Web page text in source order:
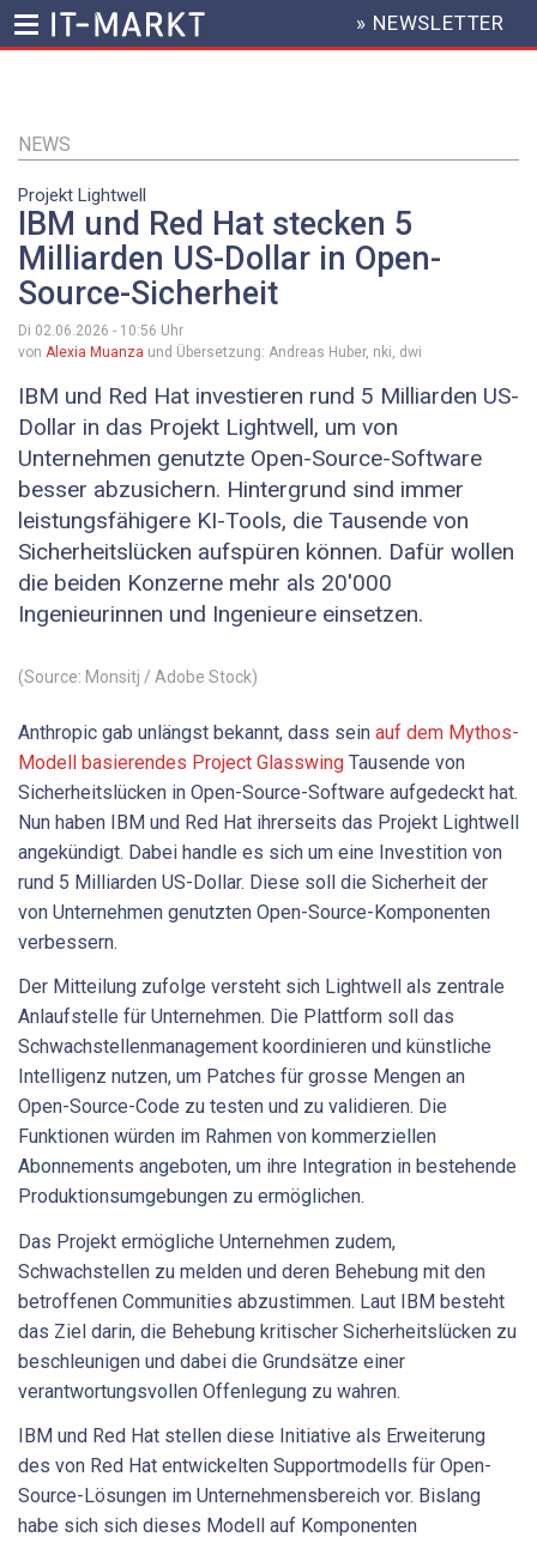
Inhalt
HEADER
MENU
» NEWSLETTER
NEWS
Projekt Lightwell
IBM und Red Hat stecken 5
Milliarden US-Dollar in Open-
Source-Sicherheit
Di 02.06.2026 - 10:56 Uhr
von Alexia Muanza und Übersetzung: Andreas Huber, nki, dwi
IBM und Red Hat investieren rund 5 Milliarden US-
Dollar in das Projekt Lightwell, um von
Unternehmen genutzte Open-Source-Software
besser abzusichern. Hintergrund sind immer
leistungsfähigere KI-Tools, die Tausende von
Sicherheitslücken aufspüren können. Dafür wollen
die beiden Konzerne mehr als 20'000
Ingenieurinnen und Ingenieure einsetzen.
(Source: Monsitj / Adobe Stock)
Anthropic gab unlängst bekannt, dass sein auf dem Mythos-
Modell basierendes Project Glasswing Tausende von
Sicherheitslücken in Open-Source-Software aufgedeckt hat.
Nun haben IBM und Red Hat ihrerseits das Projekt Lightwell
angekündigt. Dabei handle es sich um eine Investition von
rund 5 Milliarden US-Dollar. Diese soll die Sicherheit der
von Unternehmen genutzten Open-Source-Komponenten
verbessern.
Der Mitteilung zufolge versteht sich Lightwell als zentrale
Anlaufstelle für Unternehmen. Die Plattform soll das
Schwachstellenmanagement koordinieren und künstliche
Intelligenz nutzen, um Patches für grosse Mengen an
Open-Source-Code zu testen und zu validieren. Die
Funktionen würden im Rahmen von kommerziellen
Abonnements angeboten, um ihre Integration in bestehende
Produktionsumgebungen zu ermöglichen.
Das Projekt ermögliche Unternehmen zudem,
Schwachstellen zu melden und deren Behebung mit den
betroffenen Communities abzustimmen. Laut IBM besteht
das Ziel darin, die Behebung kritischer Sicherheitslücken zu
beschleunigen und dabei die Grundsätze einer
verantwortungsvollen Offenlegung zu wahren.
IBM und Red Hat stellen diese Initiative als Erweiterung
des von Red Hat entwickelten Supportmodells für Open-
Source-Lösungen im Unternehmensbereich vor. Bislang
habe sich sich dieses Modell auf Komponenten